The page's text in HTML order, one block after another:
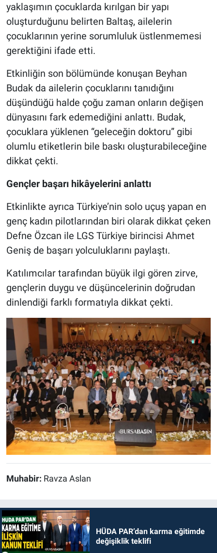
yaklaşımın çocuklarda kırılgan bir yapı
oluşturduğunu belirten Baltaş, ailelerin
çocuklarının yerine sorumluluk üstlenmemesi
gerektiğini ifade etti.
Etkinliğin son bölümünde konuşan Beyhan
Budak da ailelerin çocuklarını tanıdığını
düşündüğü halde çoğu zaman onların değişen
dünyasını fark edemediğini anlattı. Budak,
çocuklara yüklenen “geleceğin doktoru” gibi
olumlu etiketlerin bile baskı oluşturabileceğine
dikkat çekti.
Gençler başarı hikâyelerini anlattı
Etkinlikte ayrıca Türkiye’nin solo uçuş yapan en
genç kadın pilotlarından biri olarak dikkat çeken
Defne Özcan ile LGS Türkiye birincisi Ahmet
Geniş de başarı yolculuklarını paylaştı.
Katılımcılar tarafından büyük ilgi gören zirve,
gençlerin duygu ve düşüncelerinin doğrudan
dinlendiği farklı formatıyla dikkat çekti.
Muhabir: Ravza Aslan
HÜDA PAR’dan karma eğitimde
değişiklik teklifi